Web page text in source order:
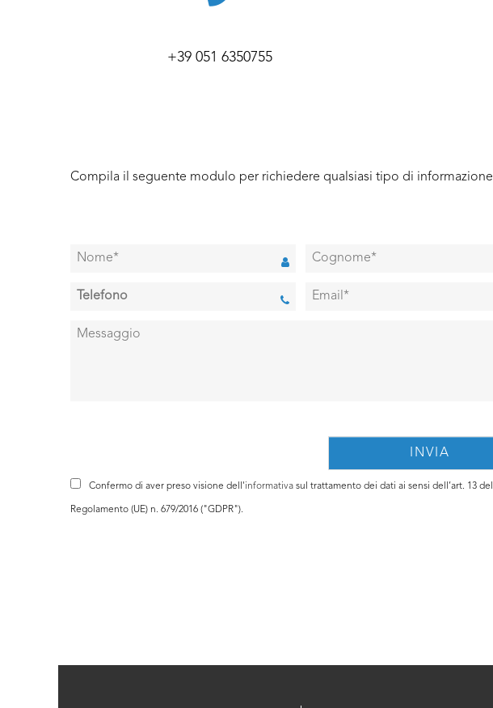
+39 051 6350755
Compila il seguente modulo per richiedere qualsiasi tipo di informazione
Confermo di aver preso visione dell'informativa sul trattamento dei dati ai sensi dell’art. 13 del
Regolamento (UE) n. 679/2016 ("GDPR").